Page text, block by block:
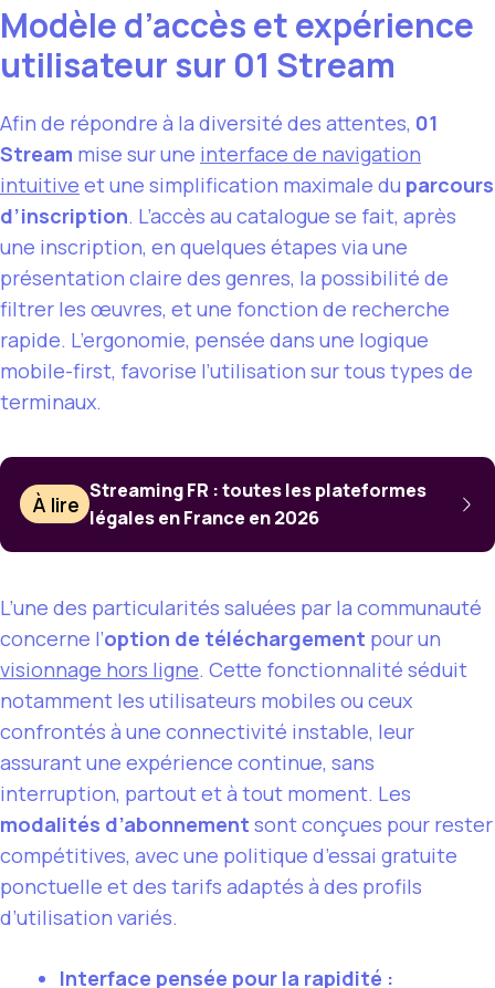
Modèle d’accès et expérience
utilisateur sur 01 Stream
Afin de répondre à la diversité des attentes, 01
Stream mise sur une interface de navigation
intuitive et une simplification maximale du parcours
d’inscription. L’accès au catalogue se fait, après
une inscription, en quelques étapes via une
présentation claire des genres, la possibilité de
filtrer les œuvres, et une fonction de recherche
rapide. L’ergonomie, pensée dans une logique
mobile-first, favorise l’utilisation sur tous types de
terminaux.
À lire
Streaming FR : toutes les plateformes
légales en France en 2026
L’une des particularités saluées par la communauté
concerne l’option de téléchargement pour un
visionnage hors ligne. Cette fonctionnalité séduit
notamment les utilisateurs mobiles ou ceux
confrontés à une connectivité instable, leur
assurant une expérience continue, sans
interruption, partout et à tout moment. Les
modalités d’abonnement sont conçues pour rester
compétitives, avec une politique d’essai gratuite
ponctuelle et des tarifs adaptés à des profils
d’utilisation variés.
Interface pensée pour la rapidité :